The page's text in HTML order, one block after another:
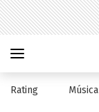
Rating Música